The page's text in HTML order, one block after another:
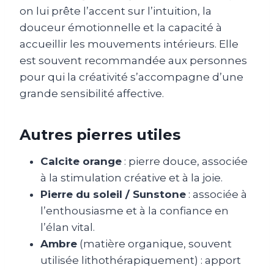
on lui prête l’accent sur l’intuition, la
douceur émotionnelle et la capacité à
accueillir les mouvements intérieurs. Elle
est souvent recommandée aux personnes
pour qui la créativité s’accompagne d’une
grande sensibilité affective.
Autres pierres utiles
Calcite orange : pierre douce, associée
à la stimulation créative et à la joie.
Pierre du soleil / Sunstone : associée à
l’enthousiasme et à la confiance en
l’élan vital.
Ambre (matière organique, souvent
utilisée lithothérapiquement) : apport